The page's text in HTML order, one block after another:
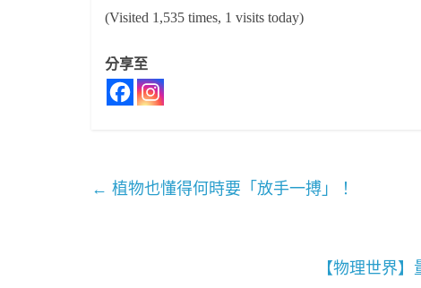
(Visited 1,535 times, 1 visits today)
分享至
← 植物也懂得何時要「放手一搏」！
【物理世界